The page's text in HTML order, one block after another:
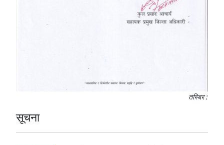
तस्बिर :
सूचना